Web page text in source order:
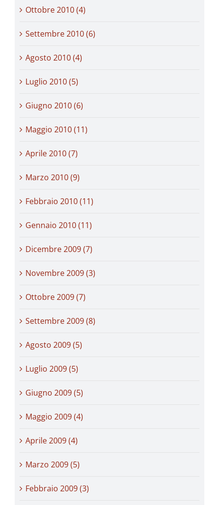
Ottobre 2010 (4)
Settembre 2010 (6)
Agosto 2010 (4)
Luglio 2010 (5)
Giugno 2010 (6)
Maggio 2010 (11)
Aprile 2010 (7)
Marzo 2010 (9)
Febbraio 2010 (11)
Gennaio 2010 (11)
Dicembre 2009 (7)
Novembre 2009 (3)
Ottobre 2009 (7)
Settembre 2009 (8)
Agosto 2009 (5)
Luglio 2009 (5)
Giugno 2009 (5)
Maggio 2009 (4)
Aprile 2009 (4)
Marzo 2009 (5)
Febbraio 2009 (3)